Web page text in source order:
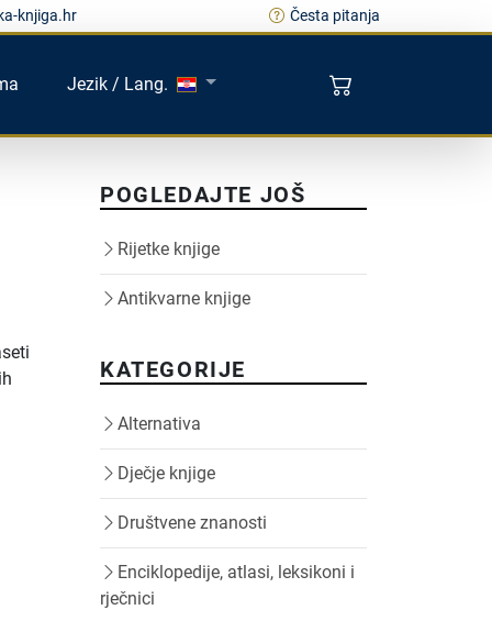
knjiga.hr Česta pitanja
Jezik / Lang.
POGLEDAJTE JOŠ
Rijetke knjige
Antikvarne knjige
KATEGORIJE
Alternativa
Dječje knjige
Društvene znanosti
Enciklopedije, atlasi, leksikoni i
rječnici